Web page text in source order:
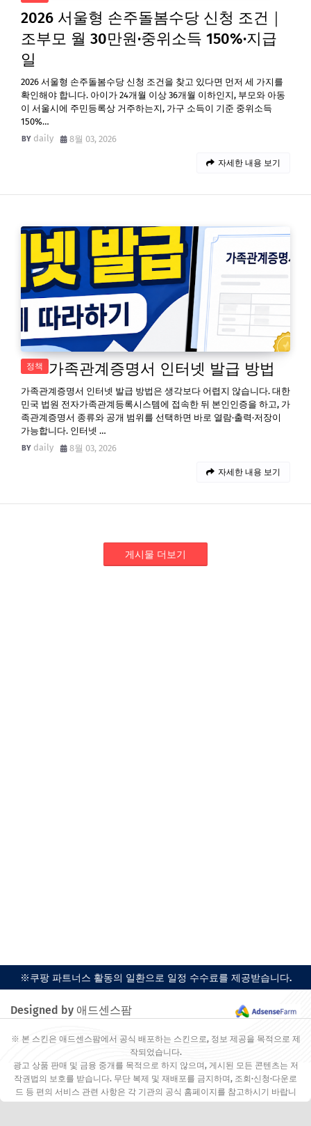
2026 서울형 손주돌봄수당 신청 조건｜
조부모 월 30만원·중위소득 150%·지급
일
2026 서울형 손주돌봄수당 신청 조건을 찾고 있다면 먼저 세 가지를
확인해야 합니다. 아이가 24개월 이상 36개월 이하인지, 부모와 아동
이 서울시에 주민등록상 거주하는지, 가구 소득이 기준 중위소득
150%…
daily
8월 03, 2026
자세한 내용 보기
정책 가족관계증명서 인터넷 발급 방법
가족관계증명서 인터넷 발급 방법은 생각보다 어렵지 않습니다. 대한
민국 법원 전자가족관계등록시스템에 접속한 뒤 본인인증을 하고, 가
족관계증명서 종류와 공개 범위를 선택하면 바로 열람·출력·저장이
가능합니다. 인터넷 …
daily
8월 03, 2026
자세한 내용 보기
게시물 더보기
※쿠팡 파트너스 활동의 일환으로 일정 수수료를 제공받습니다.
Designed by 애드센스팜
※ 본 스킨은 애드센스팜에서 공식 배포하는 스킨으로, 정보 제공을 목적으로 제
작되었습니다.
광고 상품 판매 및 금융 중개를 목적으로 하지 않으며, 게시된 모든 콘텐츠는 저
작권법의 보호를 받습니다. 무단 복제 및 재배포를 금지하며, 조회·신청·다운로
드 등 편의 서비스 관련 사항은 각 기관의 공식 홈페이지를 참고하시기 바랍니